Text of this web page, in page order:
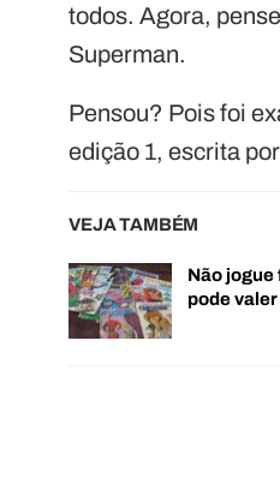
todos. Agora,
Superman.
Pensou? Pois foi
edição 1, escrita
VEJA TAMBÉM
Não jogue
pode